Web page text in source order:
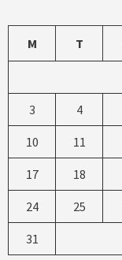
M T
3 4
10 11
17 18
24 25
31